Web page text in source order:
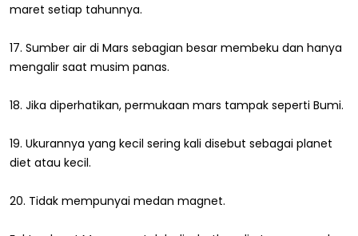
maret setiap tahunnya.
17. Sumber air di Mars sebagian besar membeku dan hanya
mengalir saat musim panas.
18. Jika diperhatikan, permukaan mars tampak seperti Bumi.
19. Ukurannya yang kecil sering kali disebut sebagai planet
diet atau kecil.
20. Tidak mempunyai medan magnet.